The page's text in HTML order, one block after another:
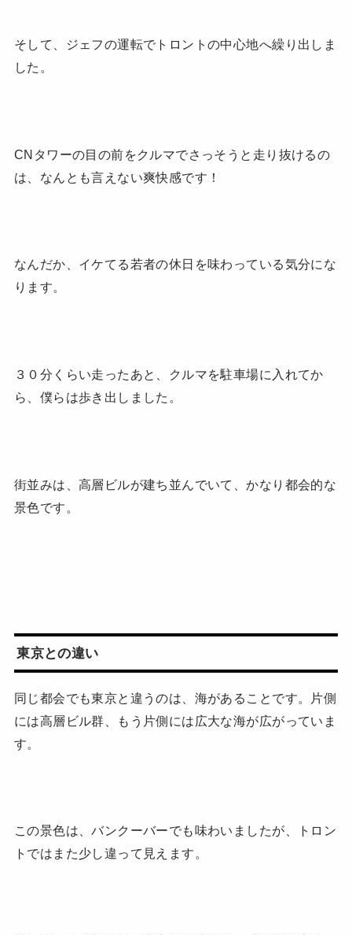
そして、ジェフの運転でトロントの中心地へ繰り出しま
した。
CNタワーの目の前をクルマでさっそうと走り抜けるの
は、なんとも言えない爽快感です！
なんだか、イケてる若者の休日を味わっている気分にな
ります。
３０分くらい走ったあと、クルマを駐車場に入れてか
ら、僕らは歩き出しました。
街並みは、高層ビルが建ち並んでいて、かなり都会的な
景色です。
東京との違い
同じ都会でも東京と違うのは、海があることです。片側
には高層ビル群、もう片側には広大な海が広がっていま
す。
この景色は、バンクーバーでも味わいましたが、トロン
トではまた少し違って見えます。